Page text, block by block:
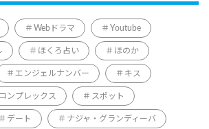
Webドラマ Youtube
ほくろ占い ほのか
エンジェルナンバー キス
コンプレックス スポット
デート ナジャ・グランディーバ